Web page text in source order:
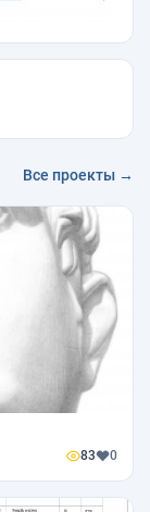
Все проекты →
83 0